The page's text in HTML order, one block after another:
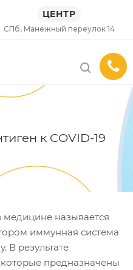
ЦЕНТР
СПб, Манежный переулок 14
к COVID-19
называется
иммунная система
В результате
предназначены